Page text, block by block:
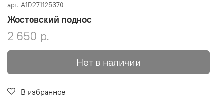
арт. A1D271125370
Жостовский поднос
2 650 р.
Нет в наличии
В избранное